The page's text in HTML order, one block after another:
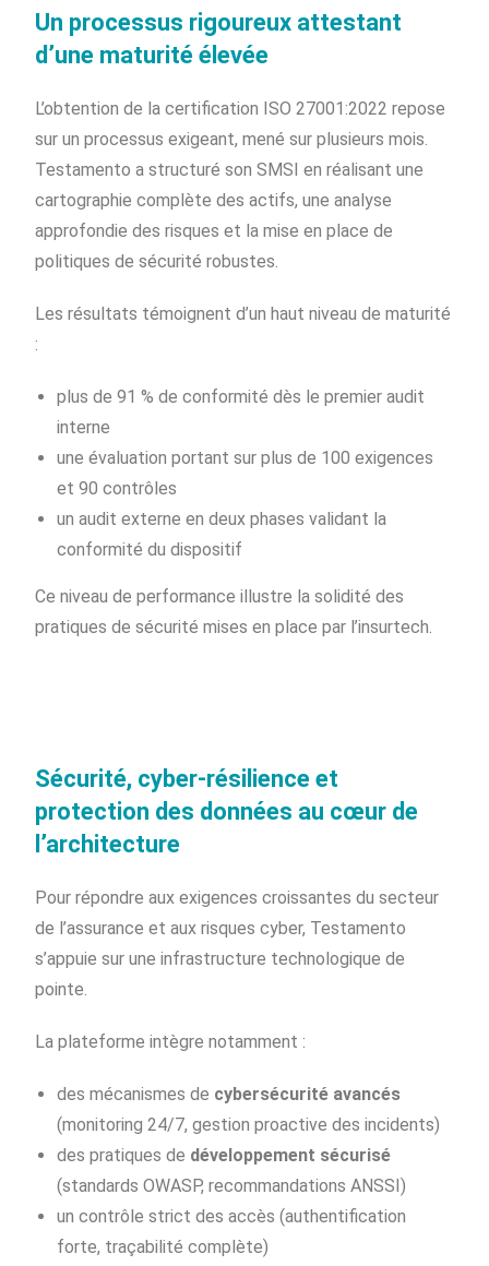
Un processus rigoureux attestant
d’une maturité élevée
L’obtention de la certification ISO 27001:2022 repose
sur un processus exigeant, mené sur plusieurs mois.
Testamento a structuré son SMSI en réalisant une
cartographie complète des actifs, une analyse
approfondie des risques et la mise en place de
politiques de sécurité robustes.
Les résultats témoignent d’un haut niveau de maturité
:
plus de 91 % de conformité dès le premier audit
interne
une évaluation portant sur plus de 100 exigences
et 90 contrôles
un audit externe en deux phases validant la
conformité du dispositif
Ce niveau de performance illustre la solidité des
pratiques de sécurité mises en place par l’insurtech.
Sécurité, cyber-résilience et
protection des données au cœur de
l’architecture
Pour répondre aux exigences croissantes du secteur
de l’assurance et aux risques cyber, Testamento
s’appuie sur une infrastructure technologique de
pointe.
La plateforme intègre notamment :
des mécanismes de cybersécurité avancés
(monitoring 24/7, gestion proactive des incidents)
des pratiques de développement sécurisé
(standards OWASP, recommandations ANSSI)
un contrôle strict des accès (authentification
forte, traçabilité complète)